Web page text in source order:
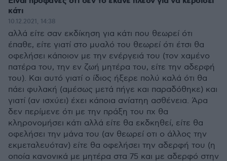
κάτι
10.12.2021, 14:38
αλλά είτε σαν εκδίκηση για κάτι που θεωρεί ότι
έπαθε, είτε γιατί στο μυαλό του θεωρεί ότι έτσι θα
οφελήσει κάποιον με την ενέργειά του (τον χαμένο
πατέρα του, την εν ζωή μητέρα του, είτε την αδερφή
του). Και αυτό γιατί ο ίδιος ήξερε πολύ καλά ότι θα
πάει φυλακή (αμέσως μετά πήγε και παραδόθηκε) και
γιατί (αν ισχύει) έχει κάποια ανίατηη ασθένεια. Άρα
δεν περίμενε ότι με την πράξη του πχ θα
κληρονομήσει κάτι αλλά είτε θα εκδκηθεί, είτε θα
οφελήσει την μάνα του (αν θεωρεί οτι ο άλλος την
εκμεταλευόταν) είτε θα οφελήσει την αδερφή του (η
οποία κανονικά με μητέρα στα 75 και με αδερφό στην